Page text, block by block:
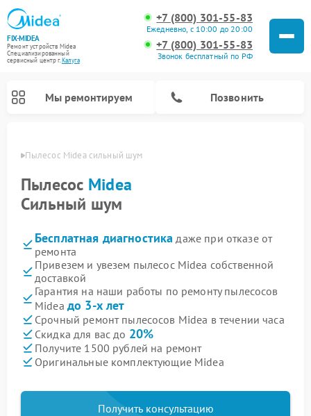
FIX-MIDEA
Ремонт устройств Midea
Специализированный
cервисный центр г.Калуга
+7 (800) 301-55-83
Ежедневно, с 10:00 до 20:00
+7 (800) 301-55-83
Звонок бесплатный по РФ
Мы ремонтируем Позвонить
Пылесос Midea сильный шум
Пылесос Midea
Сильный шум
Бесплатная диагностика даже при отказе от
ремонта
Привезем и увезем пылесос Midea собственной
доставкой
Гарантия на наши работы по ремонту пылесосов
Midea до 3-х лет
Срочный ремонт пылесосов Midea в течении часа
Скидка для вас до 20%
Получите 1500 рублей на ремонт
Оригинальные комплектующие Midea
Получить консультацию